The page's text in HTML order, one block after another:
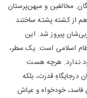
مخالفین و میهن‌پرستان
هم از کشته پشته ساختند
پیروز شد. این
نظام اسلامی است. یک سطر،
ندارد. هرچه هست
قدرت، بلکه
خودخواه و عیاش